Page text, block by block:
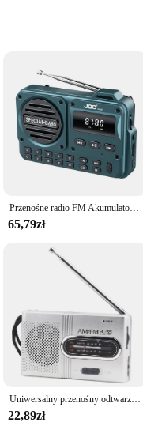
plastic construction
the radio glosnik's
ensuring that you stay
build and portable
to enhance its
existing product lineup.
your hands on this
Przenośne radio FM Akumulator USB TF Odtwarzacz muzyczny MP3 Obsługuje słuchawki Odtwarzaj głośnik Bluetooth z odbiornikiem Radio FM
65,79zł
Uniwersalny przenośny odtwarzacz muzyczny głośniki Stereo Mini Radio AM/FM nowy
22,89zł